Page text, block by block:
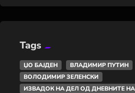
Tags
ЏО БАЈДЕН
ВЛАДИМИР ПУТИН
ВОЛОДИМИР ЗЕЛЕНСКИ
ИЗВАДОК НА ДЕЛ ОД ДНЕВНИТЕ